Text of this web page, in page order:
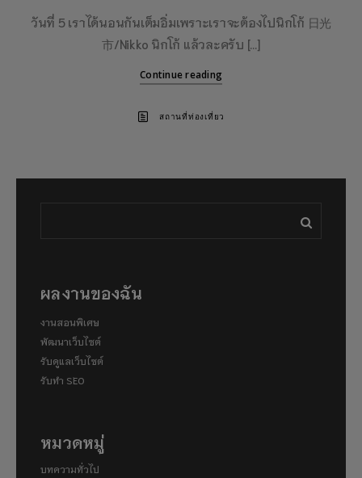
วันที่ 5 เราได้นอนกันเต็มอิ่มเพราะเราจะต้องไปนิกโก้ 日光
市/Nikko นิกโก้ แล้วละครับ […]
Continue reading
สถานที่ท่องเที่ยว
ผลงานของฉัน
งานสอนพิเศษ
พัฒนาเว็บไซต์
รับดูแลเว็บไซต์
รับทำ SEO
หมวดหมู่
บทความทั่วไป